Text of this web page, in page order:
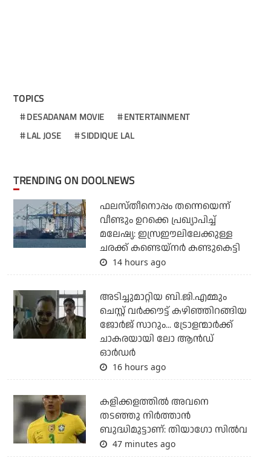
TOPICS
DESADANAM MOVIE
ENTERTAINMENT
LAL JOSE
SIDDIQUE LAL
TRENDING ON DOOLNEWS
ഫലസ്തീനൊപ്പം തന്നെയെന്ന്
വീണ്ടും ഉറക്കെ പ്രഖ്യാപിച്ച്
മലേഷ്യ: ഇസ്രഈലിലേക്കുള്ള
ചരക്ക് കണ്ടെയ്‌നര്‍ കണ്ടുകെട്ടി
14 hours ago
അടിച്ചുമാറ്റിയ ബി.ജി.എമ്മും
ചെസ്റ്റ് വര്‍ക്കൗട്ട് കഴിഞ്ഞിറങ്ങിയ
ജോര്‍ജ് സാറും... ട്രോളന്മാര്‍ക്ക്
ചാകരയായി ലോ ആന്‍ഡ്
ഓര്‍ഡര്‍
16 hours ago
കളിക്കളത്തില്‍ അവനെ
തടഞ്ഞു നിര്‍ത്താന്‍
ബുദ്ധിമുട്ടാണ്: തിയാഗോ സില്‍വ
47 minutes ago